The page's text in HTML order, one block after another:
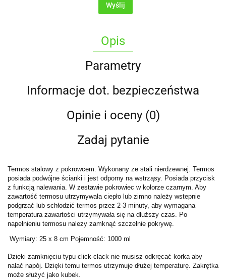
Wyślij
Opis
Parametry
Informacje dot. bezpieczeństwa
Opinie i oceny (0)
Zadaj pytanie
Termos stalowy z pokrowcem. Wykonany ze stali nierdzewnej. Termos
posiada podwójne ścianki i jest odporny na wstrząsy. Posiada przycisk
z funkcją nalewania. W zestawie pokrowiec w kolorze czarnym. Aby
zawartość termosu utrzymywała ciepło lub zimno należy wstepnie
podgrzać lub schłodzić termos przez 2-3 minuty, aby wymagana
temperatura zawartości utrzymywała się na dłuższy czas. Po
napełnieniu termosu nalezy zamknąć szczelnie pokrywę.
Wymiary: 25 x 8 cm Pojemność: 1000 ml
Dzięki zamknięciu typu click-clack nie musisz odkręcać korka aby
nalać napój. Dzięki temu termos utrzymuje dłużej temperaturę. Zakrętka
może służyć jako kubek.